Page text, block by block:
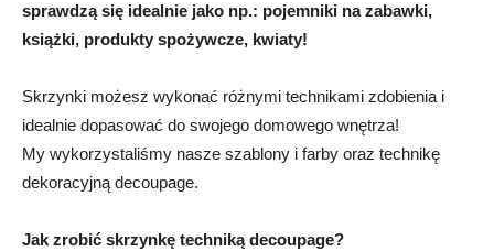
sprawdzą się idealnie jako np.: pojemniki na zabawki,
książki, produkty spożywcze, kwiaty!
Skrzynki możesz wykonać różnymi technikami zdobienia i
idealnie dopasować do swojego domowego wnętrza!
My wykorzystaliśmy nasze szablony i farby oraz technikę
dekoracyjną decoupage.
Jak zrobić skrzynkę techniką decoupage?